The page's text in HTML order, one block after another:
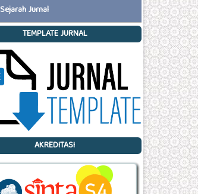
Sejarah Jurnal
TEMPLATE JURNAL
AKREDITASI